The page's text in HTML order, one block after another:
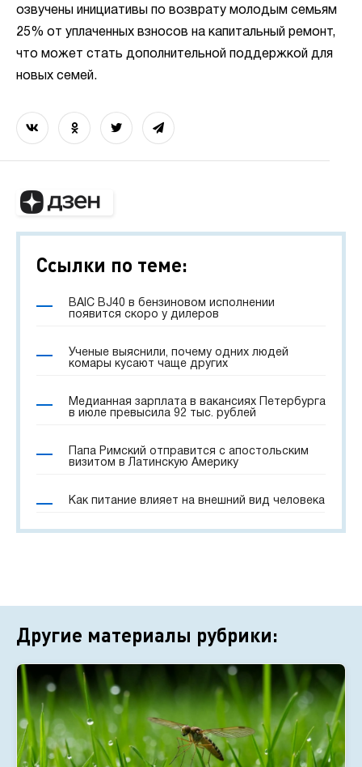
озвучены инициативы по возврату молодым семьям
25% от уплаченных взносов на капитальный ремонт,
что может стать дополнительной поддержкой для
новых семей.
Ссылки по теме:
BAIC BJ40 в бензиновом исполнении
появится скоро у дилеров
Ученые выяснили, почему одних людей
комары кусают чаще других
Медианная зарплата в вакансиях Петербурга
в июле превысила 92 тыс. рублей
Папа Римский отправится с апостольским
визитом в Латинскую Америку
Как питание влияет на внешний вид человека
Другие материалы рубрики: